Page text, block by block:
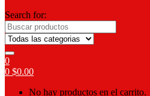
Search for:
0
0 $0.00
No hay productos en el carrito.